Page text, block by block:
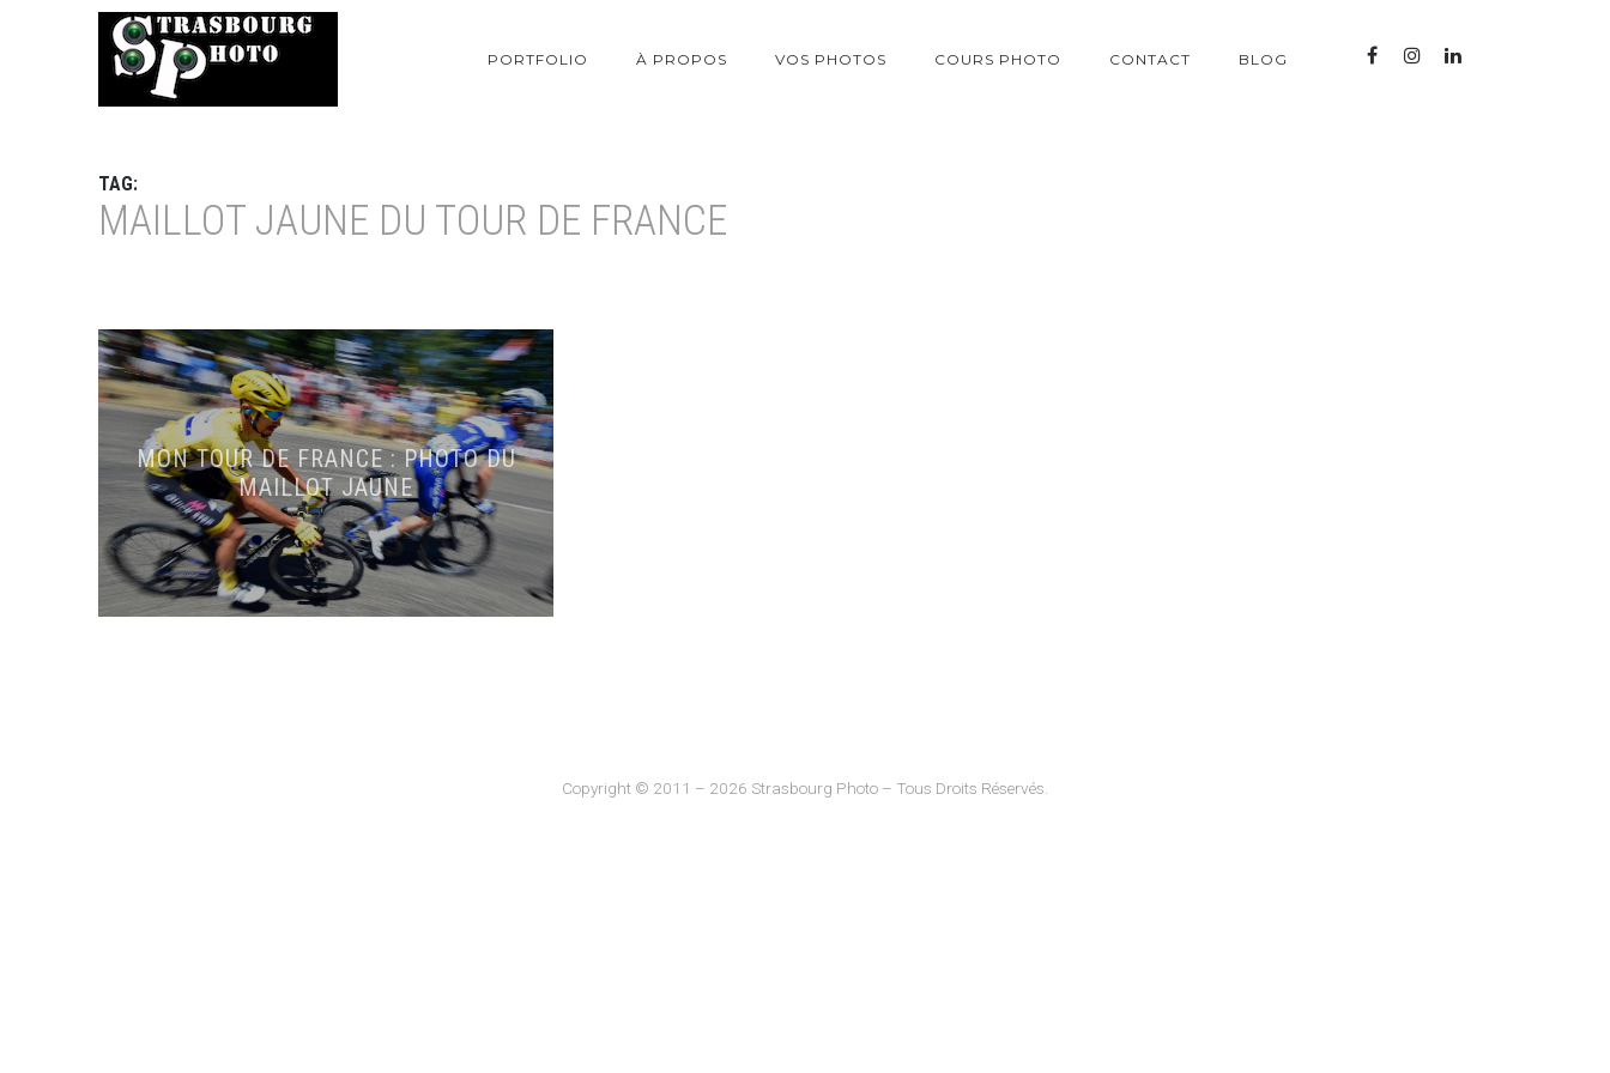
PORTFOLIO À PROPOS VOS PHOTOS COURS PHOTO CONTACT BLOG
TAG:
MAILLOT JAUNE DU TOUR DE FRANCE
MON TOUR DE FRANCE : PHOTO DU
MAILLOT JAUNE
Copyright © 2011 – 2026 Strasbourg Photo – Tous Droits Réservés.